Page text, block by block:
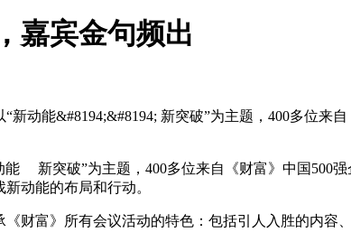
嘉宾金句频出
能&#8194;&#8194; 新突破”为主题，400多位来自
新突破”为主题，400多位来自《财富》中国500强
动能的布局和行动。
富》所有会议活动的特色：包括引人入胜的内容